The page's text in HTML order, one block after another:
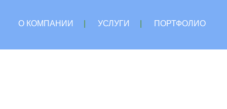
О КОМПАНИИ УСЛУГИ
ПОРТФОЛИО